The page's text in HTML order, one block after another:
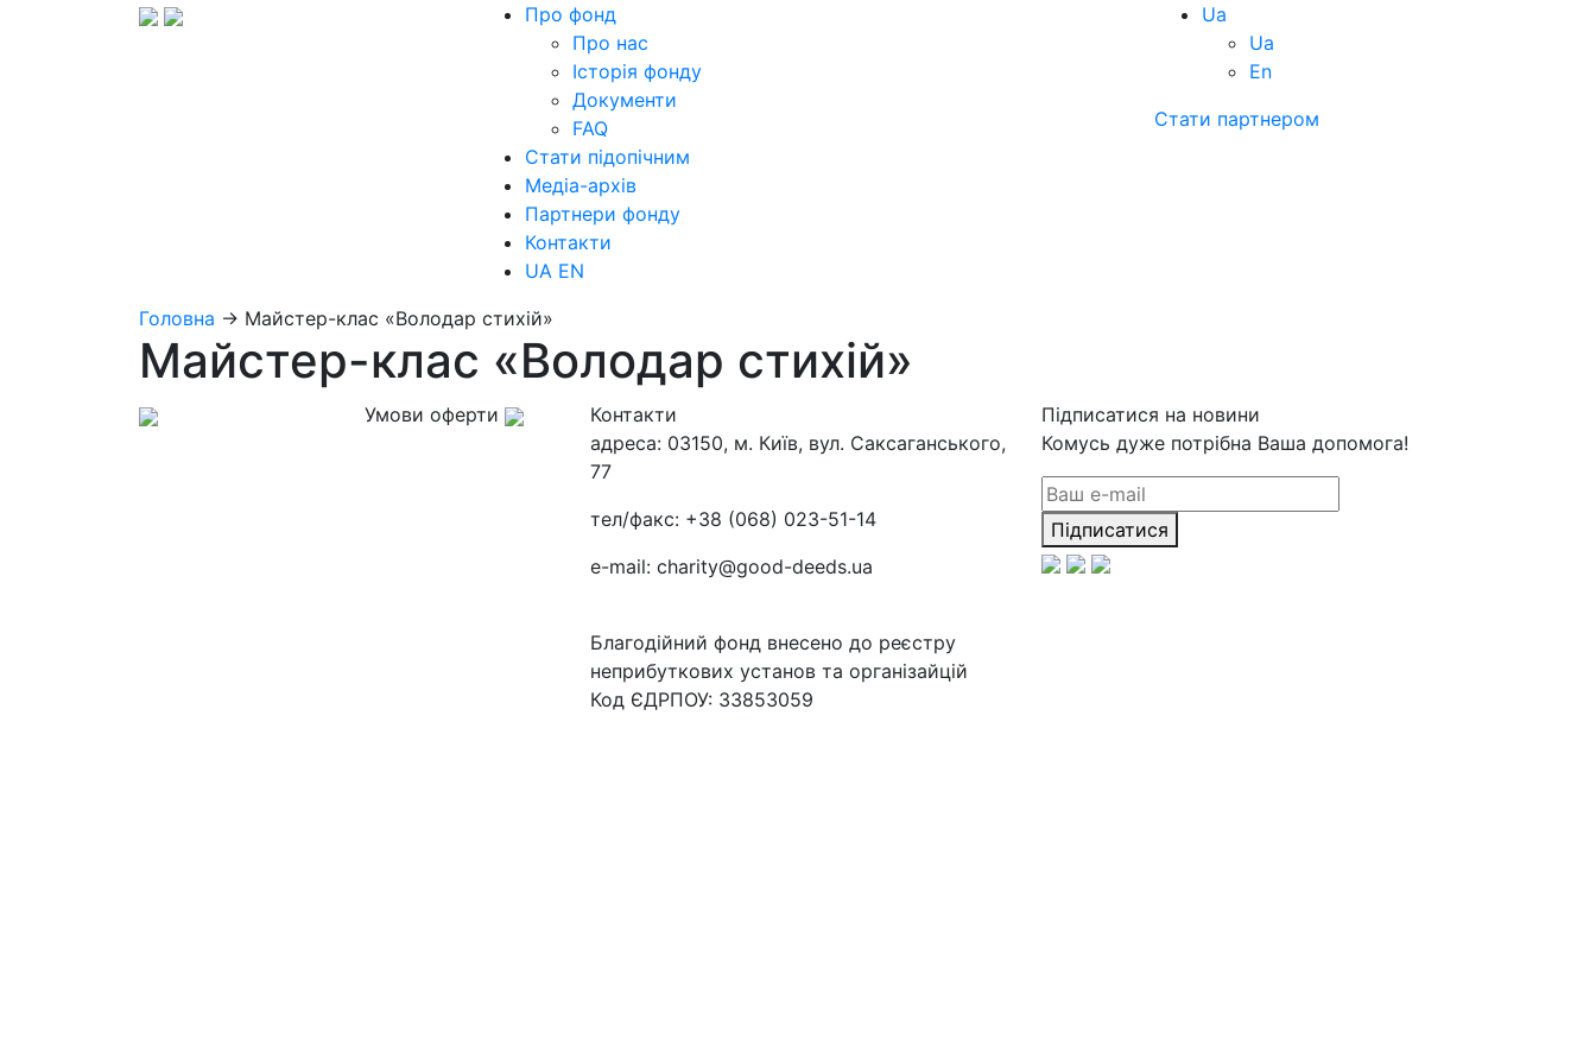
Про фонд
Про нас
Історія фонду
Документи
FAQ
Стати підопічним
Медіа-архів
Партнери фонду
Контакти
UA EN
Ua
Ua
En
Стати партнером
Головна → Майстер-клас «Володар стихій»
Майстер-клас «Володар стихій»
Умови оферти
Контакти
адреса: 03150, м. Київ, вул. Саксаганського,
77
тел/факс: +38 (068) 023-51-14
e-mail: charity@good-deeds.ua
Благодійний фонд внесено до реєстру
неприбуткових установ та організайцій
Код ЄДРПОУ: 33853059
Підписатися на новини
Комусь дуже потрібна Ваша допомога!
Підписатися